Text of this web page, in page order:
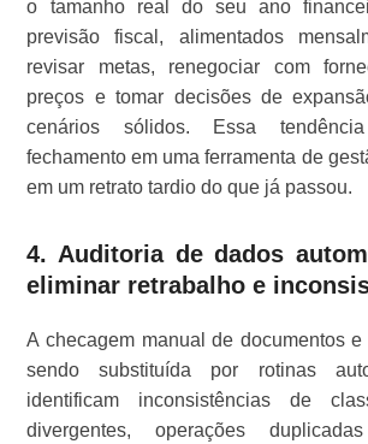
o tamanho real do seu ano
previsão fiscal, alimentados
revisar metas, renegociar com
preços e tomar decisões de
cenários sólidos. Essa
fechamento em uma ferramenta de
em um retrato tardio do que já passou.
4. Auditoria de dados
eliminar retrabalho e
A checagem manual de documentos
sendo substituída por rotinas
identificam inconsistências de
divergentes, operações